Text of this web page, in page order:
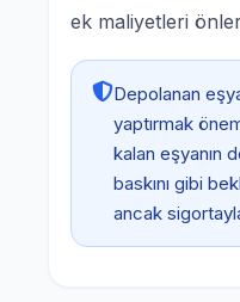
ek maliyetleri
Depolanan
yaptırmak
kalan eşyanın
baskını gibi
ancak